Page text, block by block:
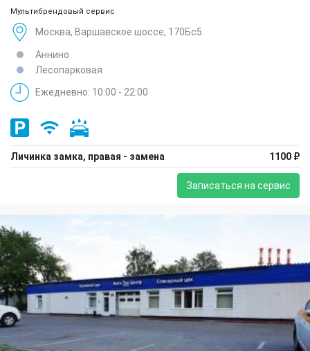
Мультибрендовый сервис
Москва, Варшавское шоссе, 170Бс5
Аннино
Лесопарковая
Ежедневно: 10:00 - 22:00
Личинка замка, правая - замена 1100 ₽
Записаться на сервис